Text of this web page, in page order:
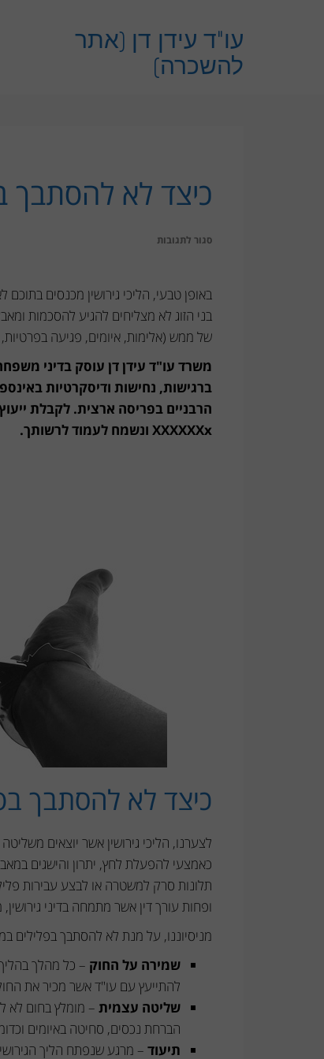
עו"ד עידן דן (אתר
להשכרה)
כיצד לא להסתבך
סגור לתגובות
להסתבך
בפלילים
הגירושין?
באופן טבעי, הליכי גירושין מכנסים
בני הזוג לא מצליחים להגיע להסכמות
של ממש (אלימות, איומים, פגיעה
משרד עו"ד עידן דן עוסק בדיני
ברגישות, נחישות ודיסקרטיות
הרבניים בפריסה ארצית. לקבלת
XXXXXXx ונשמח לעמוד לרשותך.
כיצד לא להסתבך
לצערנו, הליכי גירושין אשר יוצאים
כאמצעי להפעלת לחץ, יתרון והישגים
תלונות סרק למשטרה או לבצע עבירות
ופחות עורך דין אשר מתמחה בדיני גירושין,
מניסיוננו, על מנת לא להסתבך בפלילים
שמירה על החוק – כל מהלך
להתייעץ עם עו"ד אשר מכיר את
שליטה עצמית – מומלץ בחום לא
הברחת נכסים, סחיטה באיומים
תיעוד – מרגע שנפתח הליך